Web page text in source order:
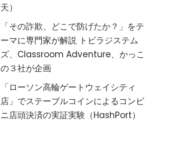
天）
「その詐欺、どこで防げたか？」をテ
ーマに専門家が解説 トビラジステム
ズ、Classroom Adventure、かっこ
の３社が企画
「ローソン高輪ゲートウェイシティ
店」でステーブルコインによるコンビ
ニ店頭決済の実証実験（HashPort）